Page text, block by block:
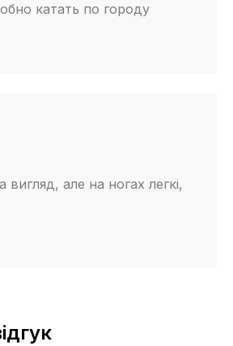
катать по городу
вигляд, але на ногах легкі,